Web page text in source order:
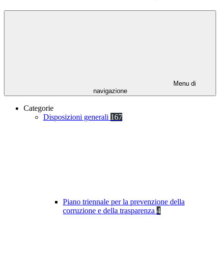
Menu di
navigazione
Categorie
Disposizioni generali 167
Piano triennale per la prevenzione della
corruzione e della trasparenza 4